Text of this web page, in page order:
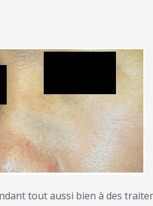
tout aussi bien à des